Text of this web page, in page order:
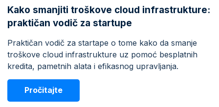
Kako smanjiti troškove cloud infrastrukture:
praktičan vodič za startupe
Praktičan vodič za startape o tome kako da smanje
troškove cloud infrastrukture uz pomoć besplatnih
kredita, pametnih alata i efikasnog upravljanja.
Pročitajte